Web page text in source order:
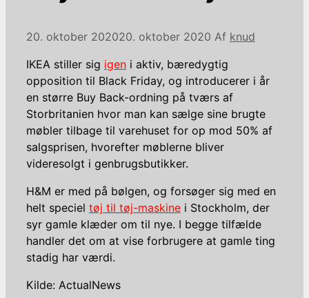
20. oktober 202020. oktober 2020 Af knud
IKEA stiller sig igen i aktiv, bæredygtig
opposition til Black Friday, og introducerer i år
en større Buy Back-ordning på tværs af
Storbritanien hvor man kan sælge sine brugte
møbler tilbage til varehuset for op mod 50% af
salgsprisen, hvorefter møblerne bliver
videresolgt i genbrugsbutikker.
H&M er med på bølgen, og forsøger sig med en
helt speciel tøj til tøj-maskine i Stockholm, der
syr gamle klæder om til nye. I begge tilfælde
handler det om at vise forbrugere at gamle ting
stadig har værdi.
Kilde: ActualNews